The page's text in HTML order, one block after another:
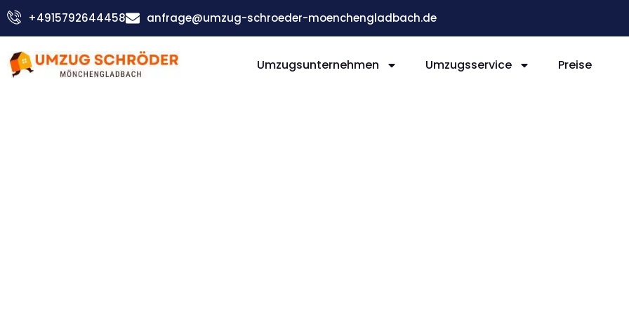
Zum
Inhalt
+4915792644458 anfrage@umzug-schroeder-moenchengladbach.de
Umzugsunternehmen Umzugsservice Preise